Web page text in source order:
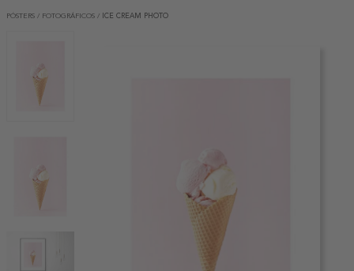
PÓSTERS / FOTOGRÁFICOS / ICE CREAM PHOTO